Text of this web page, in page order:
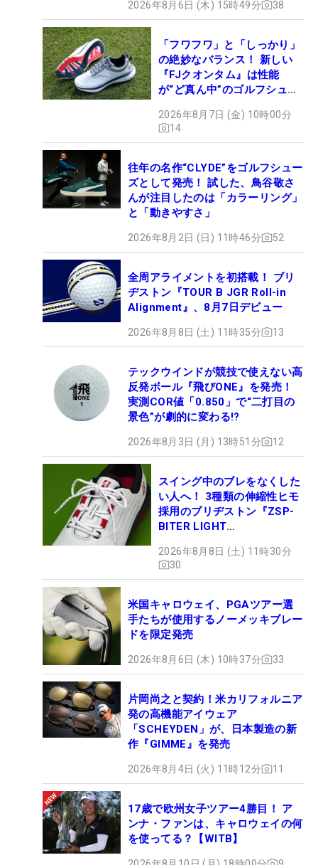
2026年8月6日 (木) 15時49分 38
「フワフワ」と「しっかり」
の絶妙なバランス！ 新しい
『FJクオンタム』は性能
が“ど真ん中”のゴルフシュー
2026年8月7日 (金) 10時00分
14
往年の名作“CLYDE”をゴルフシュー
ズとして発売！ 試した、鳥谷敬さ
んが注目したのは「カラーリング」
と「動きやすさ」
2026年8月2日 (日) 11時46分 52
全周アライメントを初搭載！ ブリ
ヂストン『TOUR B JGR Roll-in
Alignment』、8月7日デビュー
2026年8月8日 (土) 11時35分 13
テックウインドが競技で使えない高
反発ボール『飛びONE』を発売！
実測COR値「0.850」で“二打目の
景色”が劇的に変わる!?
2026年8月3日 (月) 13時51分 12
スイング中のブレをなくした
い人へ！ 3種類の伸縮性ヒモ
採用のブリヂストン『ZSP-
BITER LIGHT
ュー
2026年8月8日 (土) 11時30分
30
米国キャロウェイ、PGAツアー選
手たちが使用するノーメッキブレー
ドを限定発売
2026年8月6日 (木) 10時37分 33
片岡尚之と契約！米カリフォルニア
発の高機能アイウェア
「SCHEYDEN」が、日本製造の新
作『GIMME』を発売
2026年8月4日 (火) 11時12分 11
17歳で欧州女子ツアー4勝目！ ア
ンナ・ファンは、キャロウェイの何
を使ってる？【WITB】